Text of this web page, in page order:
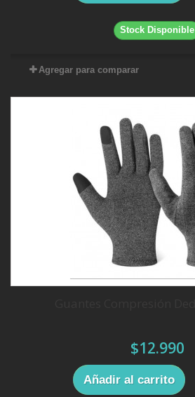
Stock Disponible
Agregar para comparar
$12.990
Añadir al carrito